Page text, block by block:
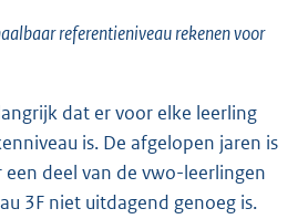
referentieniveau rekenen voor
dat er voor elke leerling
is. De afgelopen jaren is
deel van de vwo-leerlingen
3F niet uitdagend genoeg is.